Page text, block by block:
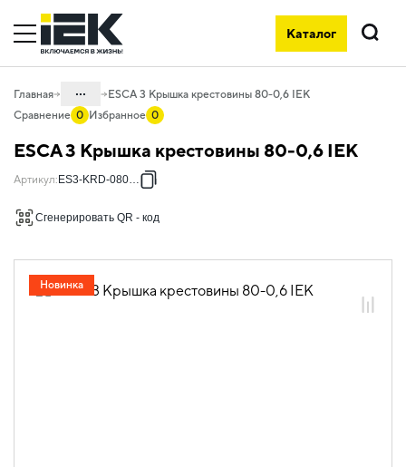
Каталог
Поиск
Главная ...
05.04.04 Аксессуары для лотков
листовых ESCA
ESCA 3 Крышка крестовины 80-0,6 IEK
Сравнение 0 Избранное 0
ESCA 3 Крышка крестовины 80-0,6 IEK
Новинка
Артикул: ES3-KRD-080-06
Сгенерировать QR - код